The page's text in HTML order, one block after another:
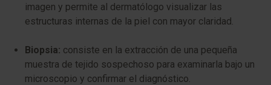
imagen y permite al dermatólogo visualizar las
estructuras internas de la piel con mayor claridad.
Biopsia: consiste en la extracción de una pequeña
muestra de tejido sospechoso para examinarla bajo un
microscopio y confirmar el diagnóstico.